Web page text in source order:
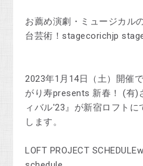
お薦め演劇・ミュージカル
台芸術！stagecorichjp
2023年1月14日（土）開催
がり寿presents 新春！ (有)
ィバル'23』が新宿ロフト
します。
LOFT PROJECT